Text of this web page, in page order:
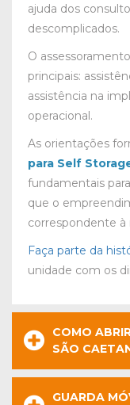
ajuda dos
descomplicados.
O
principais:
assistência na
operacional.
As orientações
para Self
fundamentais
que o
correspondente à
Faça parte da
unidade com os
COMO
SÃO
GUARDA